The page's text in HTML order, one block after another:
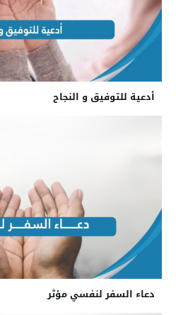
أدعية للتوفيق و النجاح
دعاء السفر لنفسي مؤثر